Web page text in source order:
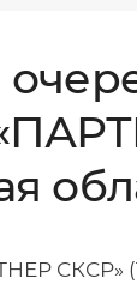
СКСР»